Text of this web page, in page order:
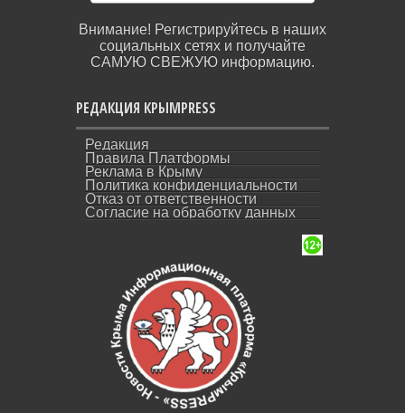
Внимание! Регистрируйтесь в наших
социальных сетях и получайте
САМУЮ СВЕЖУЮ информацию.
РЕДАКЦИЯ КРЫМPRESS
Редакция
Правила Платформы
Реклама в Крыму
Политика конфиденциальности
Отказ от ответственности
Согласие на обработку данных